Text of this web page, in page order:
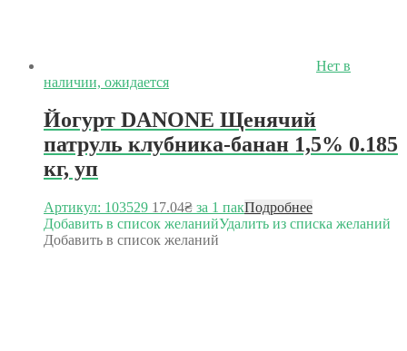
Нет в
наличии, ожидается
Йогурт DANONE Щенячий
патруль клубника-банан 1,5% 0.185
кг, уп
Артикул: 103529 17.04₴ за 1 пакПодробнее
Добавить в список желанийУдалить из списка желаний
Добавить в список желаний